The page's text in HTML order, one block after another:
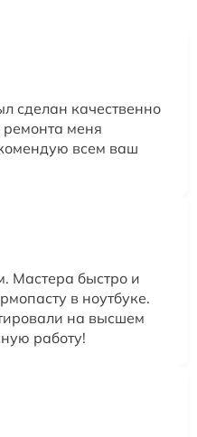
сделан качественно
ремонта меня
всем ваш
Мастера быстро и
в ноутбуке.
на высшем
работу!